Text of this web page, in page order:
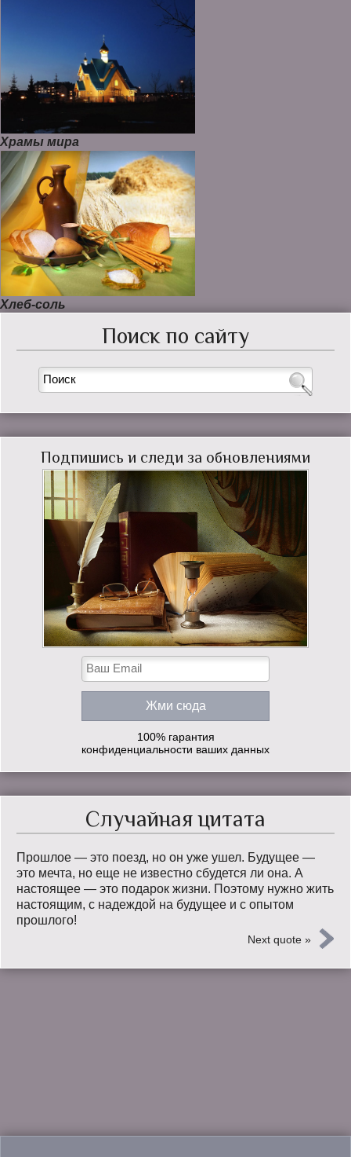
Храмы мира
Хлеб-соль
Поиск по сайту
Подпишись и следи за обновлениями
100% гарантия
конфиденциальности ваших данных
Случайная цитата
Прошлое — это поезд, но он уже ушел. Будущее —
это мечта, но еще не известно сбудется ли она. А
настоящее — это подарок жизни. Поэтому нужно жить
настоящим, с надеждой на будущее и с опытом
прошлого!
Next quote »